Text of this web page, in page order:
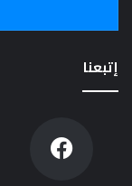
إتبعنا